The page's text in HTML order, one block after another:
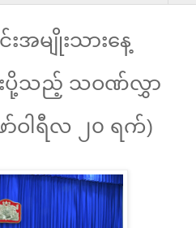
းအမျိုးသားနေ့
းပို့သည့် သဝဏ်လွှာ
ာ်ဝါရီလ ၂၀ ရက်)